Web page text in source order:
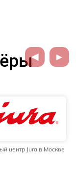
центр Jura в Москве